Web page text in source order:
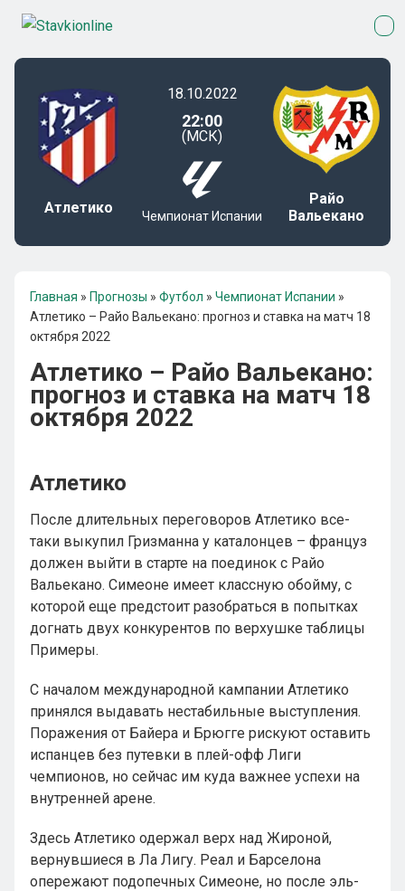
Атлетико
18.10.2022
22:00
(МСК)
Чемпионат Испании
Райо
Вальекано
Главная » Прогнозы » Футбол » Чемпионат Испании »
Атлетико – Райо Вальекано: прогноз и ставка на матч 18
октября 2022
Атлетико – Райо Вальекано:
прогноз и ставка на матч 18
октября 2022
Атлетико
После длительных переговоров Атлетико все-
таки выкупил Гризманна у каталонцев – француз
должен выйти в старте на поединок с Райо
Вальекано. Симеоне имеет классную обойму, с
которой еще предстоит разобраться в попытках
догнать двух конкурентов по верхушке таблицы
Примеры.
С началом международной кампании Атлетико
принялся выдавать нестабильные выступления.
Поражения от Байера и Брюгге рискуют оставить
испанцев без путевки в плей-офф Лиги
чемпионов, но сейчас им куда важнее успехи на
внутренней арене.
Здесь Атлетико одержал верх над Жироной,
вернувшиеся в Ла Лигу. Реал и Барселона
опережают подопечных Симеоне, но после эль-